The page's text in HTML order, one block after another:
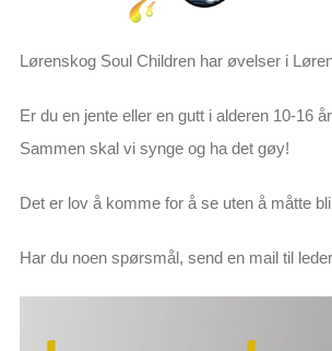
Lørenskog Soul Children har øvelser i
Er du en jente eller en gutt i alderen 10-16 år
Sammen skal vi synge og ha det gøy!
Det er lov å komme for å se uten å måtte
Har du noen spørsmål, send en mail til